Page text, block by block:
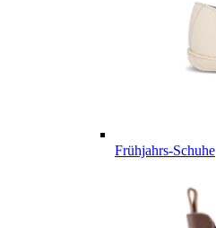
Frühjahrs-Schuhe